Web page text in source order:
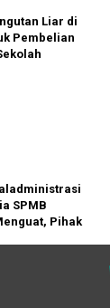
Liar di
Pembelian
SPMB
Pihak